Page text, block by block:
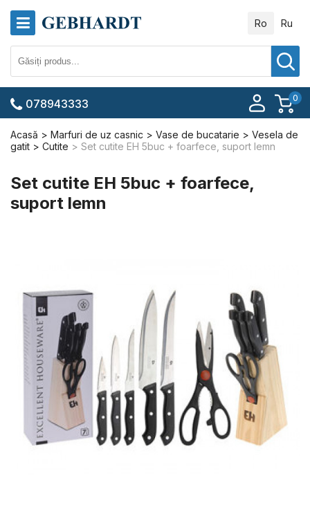
Ro Ru
0
078943333
Acasă Marfuri de uz casnic Vase de bucatarie
Vesela de
gatit
Cutite Set cutite EH 5buc + foarfece, suport lemn
Set cutite EH 5buc + foarfece,
suport lemn